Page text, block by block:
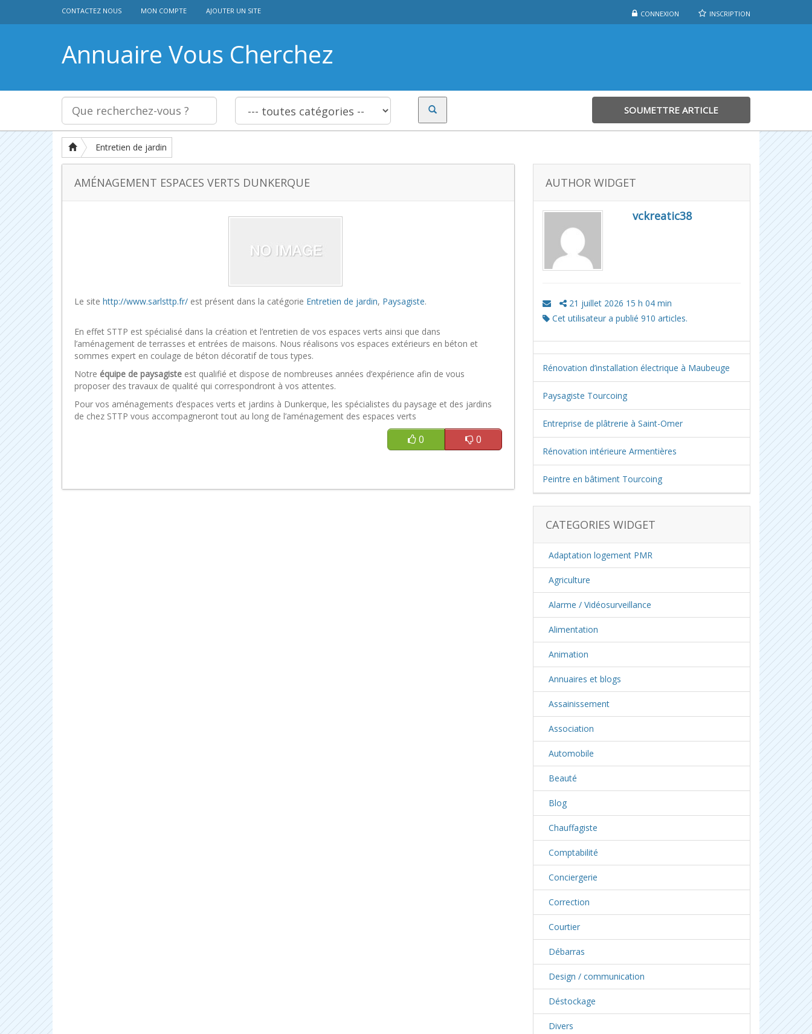
CONNEXION INSCRIPTION
CONTACTEZ NOUS MON COMPTE AJOUTER UN SITE
Annuaire Vous Cherchez
SOUMETTRE ARTICLE
Entretien de jardin
AMÉNAGEMENT ESPACES VERTS DUNKERQUE
Le site http://www.sarlsttp.fr/ est présent dans la catégorie Entretien de jardin, Paysagiste.
En effet STTP est spécialisé dans la création et l’entretien de vos espaces verts ainsi que dans
l’aménagement de terrasses et entrées de maisons. Nous réalisons vos espaces extérieurs en béton et
sommes expert en coulage de béton décoratif de tous types.
Notre équipe de paysagiste est qualifié et dispose de nombreuses années d’expérience afin de vous
proposer des travaux de qualité qui correspondront à vos attentes.
Pour vos aménagements d’espaces verts et jardins à Dunkerque, les spécialistes du paysage et des jardins
de chez STTP vous accompagneront tout au long de l’aménagement des espaces verts
0 0
AUTHOR WIDGET
vckreatic38
21 juillet 2026 15 h 04 min
Cet utilisateur a publié 910 articles.
Rénovation d’installation électrique à Maubeuge
Paysagiste Tourcoing
Entreprise de plâtrerie à Saint-Omer
Rénovation intérieure Armentières
Peintre en bâtiment Tourcoing
CATEGORIES WIDGET
Adaptation logement PMR
Agriculture
Alarme / Vidéosurveillance
Alimentation
Animation
Annuaires et blogs
Assainissement
Association
Automobile
Beauté
Blog
Chauffagiste
Comptabilité
Conciergerie
Correction
Courtier
Débarras
Design / communication
Déstockage
Divers